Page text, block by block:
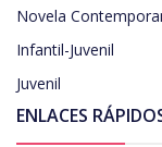
Novela
Infantil-Juvenil
Juvenil
ENLACES